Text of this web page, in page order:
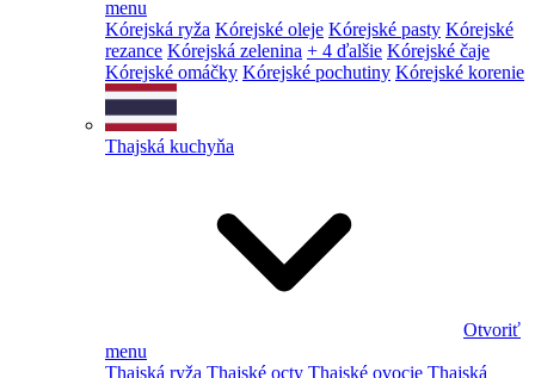
menu
Kórejská ryža Kórejské oleje Kórejské pasty Kórejské
rezance Kórejská zelenina + 4 ďalšie Kórejské čaje
Kórejské omáčky Kórejské pochutiny Kórejské korenie
Thajská kuchyňa
Otvoriť
menu
Thajská ryža Thajské octy Thajské ovocie Thajská